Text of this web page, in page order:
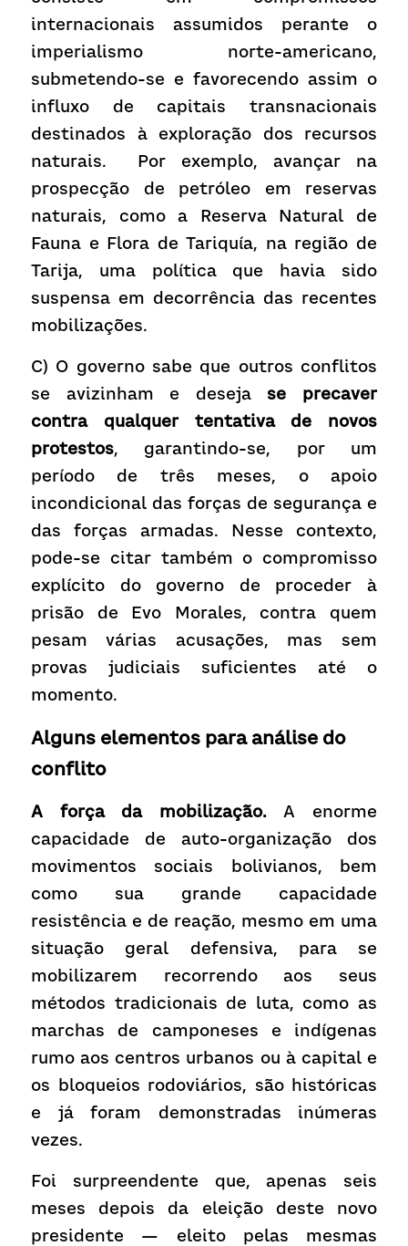
internacionais assumidos perante o
imperialismo norte-americano,
submetendo-se e favorecendo assim o
influxo de capitais transnacionais
destinados à exploração dos recursos
naturais.  Por exemplo, avançar na
prospecção de petróleo em reservas
naturais, como a Reserva Natural de
Fauna e Flora de Tariquía, na região de
Tarija, uma política que havia sido
suspensa em decorrência das recentes
mobilizações.
C) O governo sabe que outros conflitos
se avizinham e deseja se precaver
contra qualquer tentativa de novos
protestos, garantindo-se, por um
período de três meses, o apoio
incondicional das forças de segurança e
das forças armadas. Nesse contexto,
pode-se citar também o compromisso
explícito do governo de proceder à
prisão de Evo Morales, contra quem
pesam várias acusações, mas sem
provas judiciais suficientes até o
momento.
Alguns elementos para análise do
conflito
A força da mobilização. A enorme
capacidade de auto-organização dos
movimentos sociais bolivianos, bem
como sua grande capacidade
resistência e de reação, mesmo em uma
situação geral defensiva, para se
mobilizarem recorrendo aos seus
métodos tradicionais de luta, como as
marchas de camponeses e indígenas
rumo aos centros urbanos ou à capital e
os bloqueios rodoviários, são históricas
e já foram demonstradas inúmeras
vezes.
Foi surpreendente que, apenas seis
meses depois da eleição deste novo
presidente — eleito pelas mesmas